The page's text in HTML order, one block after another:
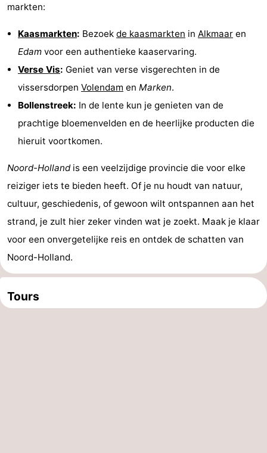
markten:
Kaasmarkten: Bezoek de kaasmarkten in Alkmaar en
Edam voor een authentieke kaaservaring.
Verse Vis: Geniet van verse visgerechten in de
vissersdorpen Volendam en Marken.
Bollenstreek: In de lente kun je genieten van de
prachtige bloemenvelden en de heerlijke producten die
hieruit voortkomen.
Noord-Hollandis een veelzijdige provincie die voor elke
reiziger iets te bieden heeft. Of je nu houdt van natuur,
cultuur, geschiedenis, of gewoon wilt ontspannen aan het
strand, je zult hier zeker vinden wat je zoekt. Maak je klaar
voor een onvergetelijke reis en ontdek de schatten van
Noord-Holland.
Tours